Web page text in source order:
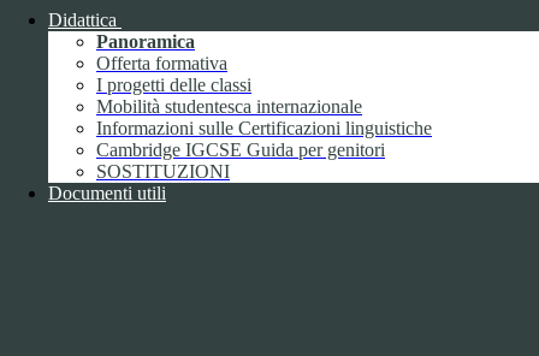
Didattica
Panoramica
Offerta formativa
I progetti delle classi
Mobilità studentesca internazionale
Informazioni sulle Certificazioni linguistiche
Cambridge IGCSE Guida per genitori
SOSTITUZIONI
Documenti utili